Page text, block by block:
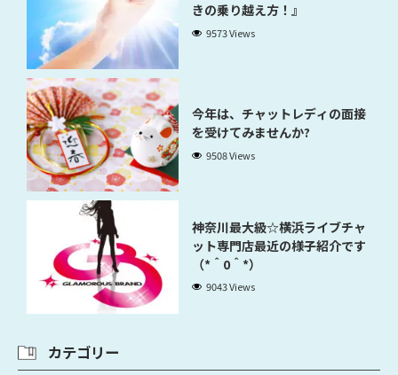
きの乗り越え方！』
9573 Views
今年は、チャットレディの面接
を受けてみませんか?
9508 Views
神奈川最大級☆横浜ライブチャ
ット専門店最近の様子紹介です
（*＾0＾*）
9043 Views
カテゴリー